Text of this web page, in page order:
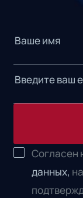
Согласен
данных,